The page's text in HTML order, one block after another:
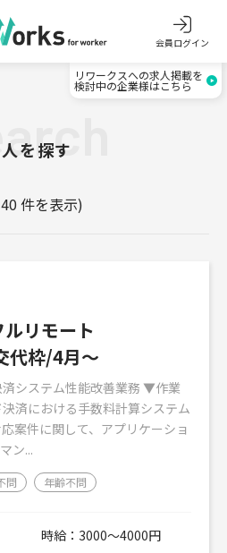
会員ログイン
リワークスへの求人掲載を
検討中の企業様はこちら
を探す
件を表示)
リモート
枠/4月～
システム性能改善業務 ▼作業
済における手数料計算システム
案件に関して、アプリケーショ
ン...
問 年齢不問
時給：3000～4000円